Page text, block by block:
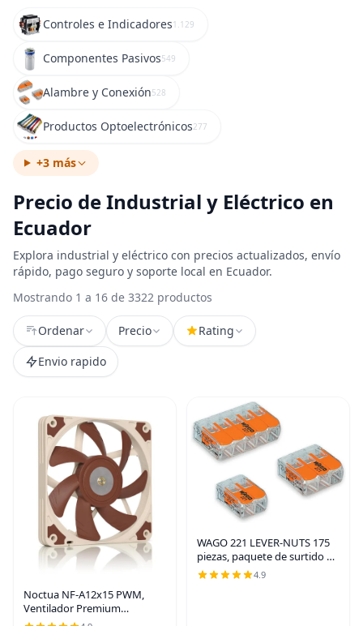
Controles e Indicadores1.129
Componentes Pasivos549
Alambre y Conexión528
Productos Optoelectrónicos277
+3 más
Precio de Industrial y Eléctrico en
Ecuador
Explora industrial y eléctrico con precios actualizados, envío
rápido, pago seguro y soporte local en Ecuador.
Mostrando 1 a 16 de 3322 productos
Ordenar Precio
Rating
Envio rapido
Noctua NF-A12x15 PWM,
Ventilador Premium
Silencioso y Delgado, 4-Pino
WAGO 221 LEVER-NUTS 175
piezas, paquete de surtido de
conectores de cable
4.9